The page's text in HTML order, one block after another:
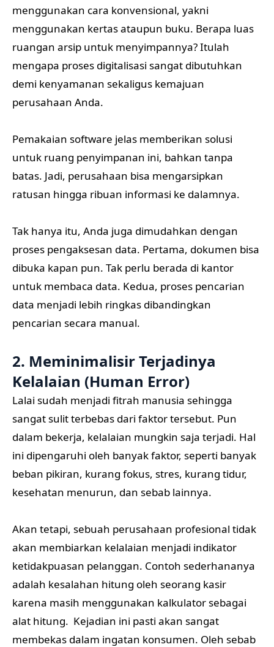
menggunakan cara konvensional, yakni
menggunakan kertas ataupun buku. Berapa luas
ruangan arsip untuk menyimpannya? Itulah
mengapa proses digitalisasi sangat dibutuhkan
demi kenyamanan sekaligus kemajuan
perusahaan Anda.
Pemakaian software jelas memberikan solusi
untuk ruang penyimpanan ini, bahkan tanpa
batas. Jadi, perusahaan bisa mengarsipkan
ratusan hingga ribuan informasi ke dalamnya.
Tak hanya itu, Anda juga dimudahkan dengan
proses pengaksesan data. Pertama, dokumen bisa
dibuka kapan pun. Tak perlu berada di kantor
untuk membaca data. Kedua, proses pencarian
data menjadi lebih ringkas dibandingkan
pencarian secara manual.
2. Meminimalisir Terjadinya
Kelalaian (Human Error)
Lalai sudah menjadi fitrah manusia sehingga
sangat sulit terbebas dari faktor tersebut. Pun
dalam bekerja, kelalaian mungkin saja terjadi. Hal
ini dipengaruhi oleh banyak faktor, seperti banyak
beban pikiran, kurang fokus, stres, kurang tidur,
kesehatan menurun, dan sebab lainnya.
Akan tetapi, sebuah perusahaan profesional tidak
akan membiarkan kelalaian menjadi indikator
ketidakpuasan pelanggan. Contoh sederhananya
adalah kesalahan hitung oleh seorang kasir
karena masih menggunakan kalkulator sebagai
alat hitung. Kejadian ini pasti akan sangat
membekas dalam ingatan konsumen. Oleh sebab